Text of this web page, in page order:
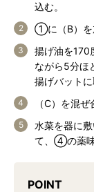
込む。
①に（B）を
揚げ油を
ながら5分ほ
揚げバットに
（C）を混
水菜を器に
て、④の薬味
POINT